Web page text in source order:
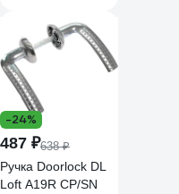
-24%
487 ₽638 ₽
Ручка Doorlock DL
Loft A19R CP/SN